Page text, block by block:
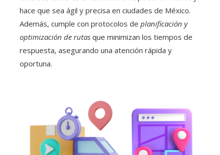
hace que sea ágil y precisa en ciudades de México.
Además, cumple con protocolos de planificación y
optimización de rutas que minimizan los tiempos de
respuesta, asegurando una atención rápida y
oportuna.